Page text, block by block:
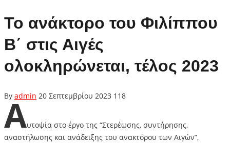
Το ανάκτορο του Φιλίππου
Β΄ στις Αιγές
ολοκληρώνεται, τέλος 2023
By admin 20 Σεπτεμβρίου 2023 118
Αυτοψία στο έργο της “Στερέωσης, συντήρησης,
αναστήλωσης και ανάδειξης του ανακτόρου των Αιγών”,